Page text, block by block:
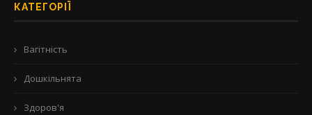
КАТЕГОРІЇ
Вагітність
Дошкільнята
Здоров'я